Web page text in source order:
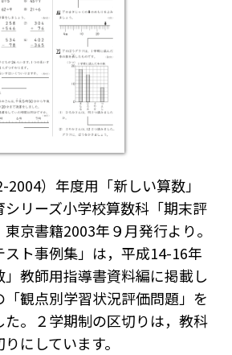
）年度用「新しい算数」
シリーズ小学校算数科「期末評
京書籍2003年９月発行より。
スト事例集」は，平成14-16年
教師用指導書資料編に掲載し
観点別学習状況評価問題」を
。２学期制の区切りは，教科
にしています。